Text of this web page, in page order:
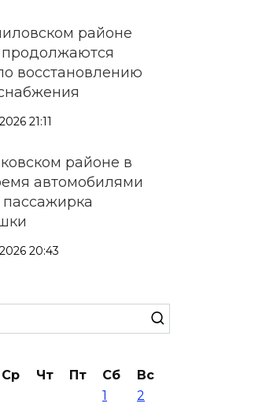
районе
продолжаются
восстановлению
21:11
районе в
автомобилями
20:43
области перешли
MAX
Ср Чт Пт Сб
Вс
1
2